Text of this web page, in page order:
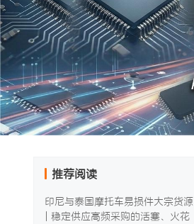
推荐阅读
印尼与泰国摩托车易损件大宗货源
| 稳定供应高频采购的活塞、火花